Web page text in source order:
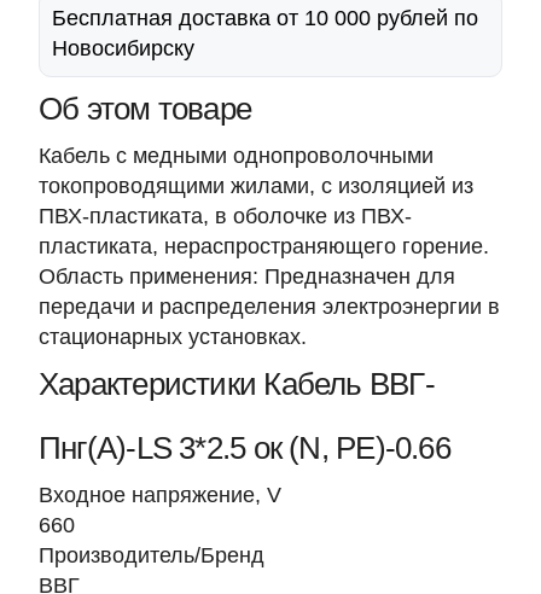
Бесплатная доставка от 10 000 рублей по
Новосибирску
Об этом товаре
Кабель с медными однопроволочными
токопроводящими жилами, с изоляцией из
ПВХ-пластиката, в оболочке из ПВХ-
пластиката, нераспространяющего горение.
Область применения: Предназначен для
передачи и распределения электроэнергии в
стационарных установках.
Характеристики Кабель ВВГ-
Пнг(А)-LS 3*2.5 ок (N, PE)-0.66
Входное напряжение, V
660
Производитель/Бренд
ВВГ